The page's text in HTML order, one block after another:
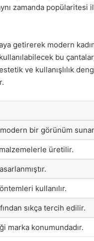
zamanda popülaritesi
getirerek modern
bu
ve kullanışlılık
bir görünüm
üretilir.
kullanılır.
sıkça tercih edilir.
marka konumundadır.